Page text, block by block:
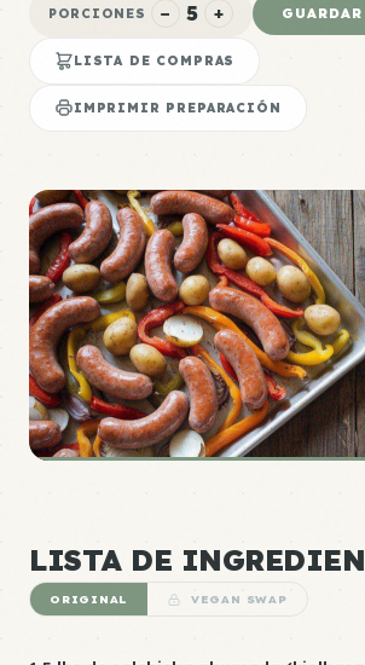
PORCIONES − 5 +
LISTA DE COMPRAS
IMPRIMIR PREPARACIÓN
LISTA DE
ORIGINAL VEGAN SWAP